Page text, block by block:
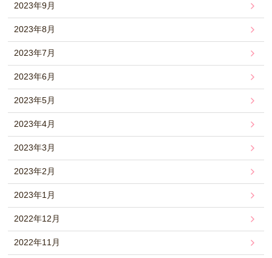
2023年9月
2023年8月
2023年7月
2023年6月
2023年5月
2023年4月
2023年3月
2023年2月
2023年1月
2022年12月
2022年11月